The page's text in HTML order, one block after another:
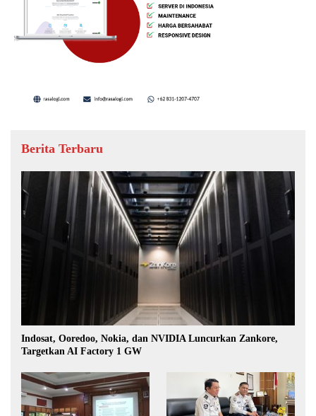
Berita Terbaru
Indosat, Ooredoo, Nokia, dan NVIDIA Luncurkan Zankore,
Targetkan AI Factory 1 GW